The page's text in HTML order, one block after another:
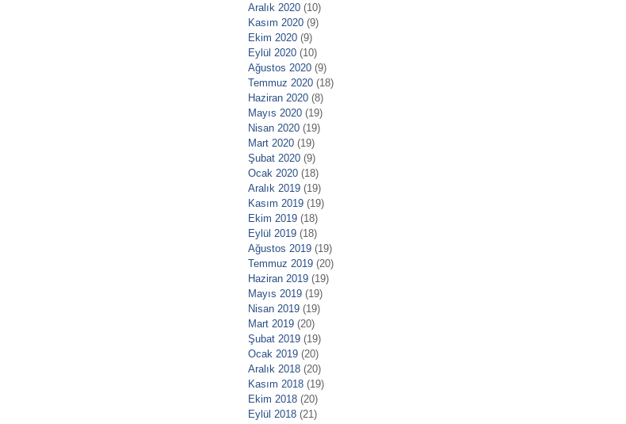
Aralık 2020 (10)
Kasım 2020 (9)
Ekim 2020 (9)
Eylül 2020 (10)
Ağustos 2020 (9)
Temmuz 2020 (18)
Haziran 2020 (8)
Mayıs 2020 (19)
Nisan 2020 (19)
Mart 2020 (19)
Şubat 2020 (9)
Ocak 2020 (18)
Aralık 2019 (19)
Kasım 2019 (19)
Ekim 2019 (18)
Eylül 2019 (18)
Ağustos 2019 (19)
Temmuz 2019 (20)
Haziran 2019 (19)
Mayıs 2019 (19)
Nisan 2019 (19)
Mart 2019 (20)
Şubat 2019 (19)
Ocak 2019 (20)
Aralık 2018 (20)
Kasım 2018 (19)
Ekim 2018 (20)
Eylül 2018 (21)